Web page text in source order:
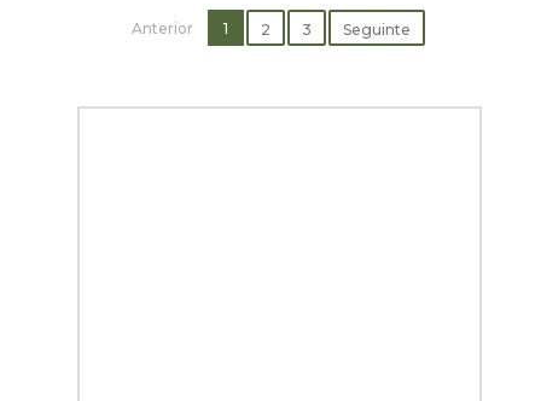
Anterior 1 2 3 Seguinte